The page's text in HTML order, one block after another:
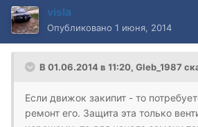
visla
Опубликовано 1 июня, 2014
В 01.06.2014 в 11:20, Gleb_1987
Если движок закипит - то
ремонт его. Защита эта только